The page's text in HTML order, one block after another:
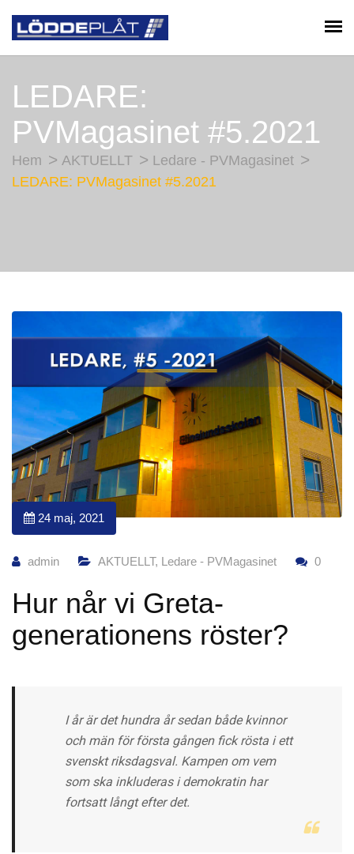
LEDARE:
PVMagasinet #5.2021
Hem AKTUELLT
Ledare - PVMagasinet
LEDARE: PVMagasinet #5.2021
24 maj, 2021
admin AKTUELLT, Ledare - PVMagasinet 0
Hur når vi Greta-
generationens röster?
I år är det hundra år sedan både kvinnor
och män för första gången fick rösta i ett
svenskt riksdagsval. Kampen om vem
som ska inkluderas i demokratin har
fortsatt långt efter det.